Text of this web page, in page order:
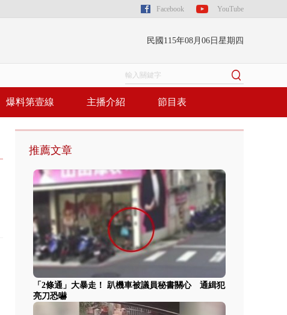
Facebook YouTube
民國115年08月06日星期四
爆料第壹線 主播介紹 節目表
推薦文章
「2條通」大暴走！ 趴機車被議員秘書關心 通緝犯
亮刀恐嚇